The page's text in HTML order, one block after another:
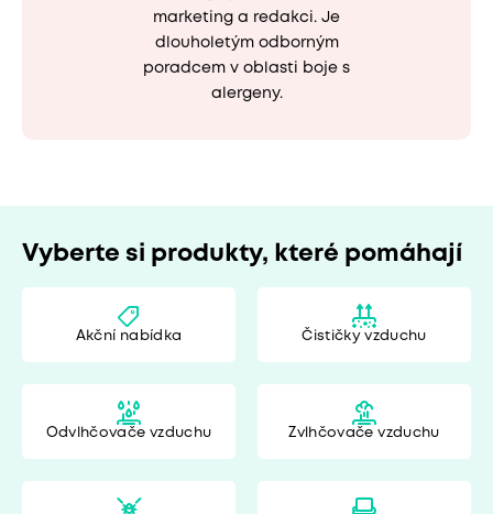
marketing a redakci. Je
dlouholetým odborným
poradcem v oblasti boje s
alergeny.
Vyberte si produkty, které pomáhají
Akční nabídka Čističky vzduchu
Odvlhčovače vzduchu Zvlhčovače vzduchu